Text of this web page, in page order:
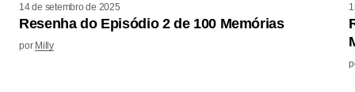
14 de setembro de 2025
Resenha do Episódio 2 de 100 Memórias
por Milly